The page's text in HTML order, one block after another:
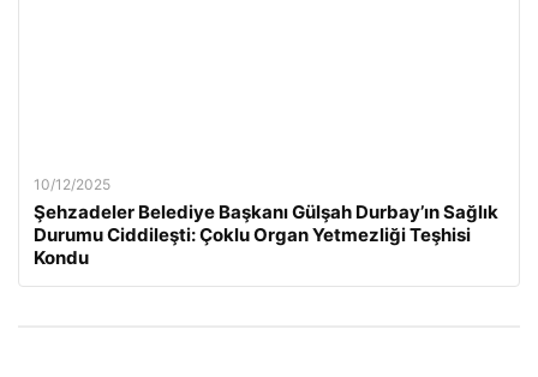
10/12/2025
Şehzadeler Belediye Başkanı Gülşah Durbay’ın Sağlık
Durumu Ciddileşti: Çoklu Organ Yetmezliği Teşhisi
Kondu